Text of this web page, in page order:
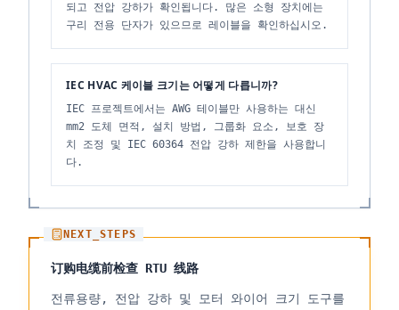
되고 전압 강하가 확인됩니다. 많은 소형 장치에는
구리 전용 단자가 있으므로 레이블을 확인하십시오.
IEC HVAC 케이블 크기는 어떻게 다릅니까?
IEC 프로젝트에서는 AWG 테이블만 사용하는 대신
mm2 도체 면적, 설치 방법, 그룹화 요소, 보호 장
치 조정 및 IEC 60364 전압 강하 제한을 사용합니
다.
NEXT_STEPS
订购电缆前检查 RTU 线路
전류용량, 전압 강하 및 모터 와이어 크기 도구를